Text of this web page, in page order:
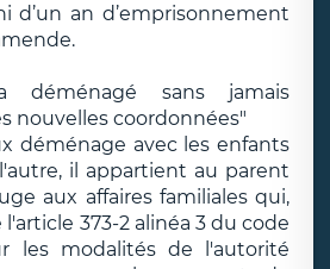
d’un an d’emprisonnement
sans jamais
nouvelles coordonnées"
déménage avec les enfants
il appartient au parent
aux affaires familiales qui,
373-2 alinéa 3 du code
les modalités de l'autorité